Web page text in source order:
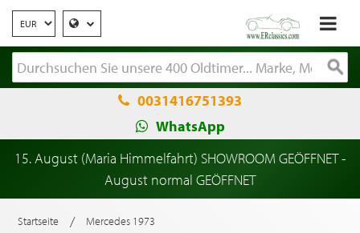
0031416751393
WhatsApp
15. August (Maria Himmelfahrt) SHOWROOM GEÖFFNET -
August normal GEÖFFNET
Startseite / Mercedes 1973